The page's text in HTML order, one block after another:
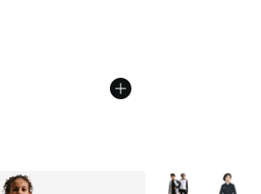
Weitere Farben